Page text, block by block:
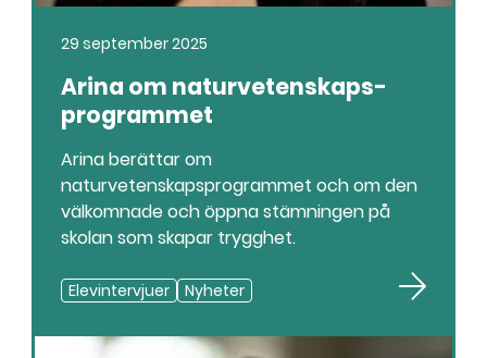
29 september 2025
Arina om naturvetenskaps­
programmet
Arina berättar om
naturvetenskapsprogrammet och om den
välkomnade och öppna stämningen på
skolan som skapar trygghet.
Elevintervjuer Nyheter